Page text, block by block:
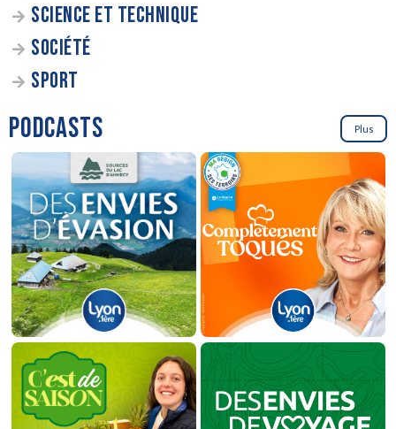
SCIENCE ET TECHNIQUE
SOCIÉTÉ
SPORT
PODCASTS Plus